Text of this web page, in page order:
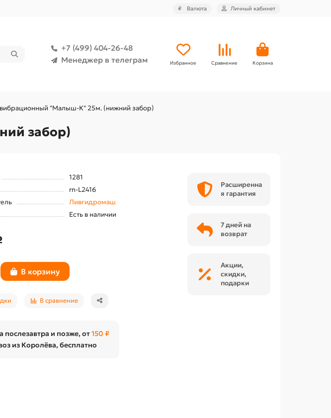
₽ Валюта Личный кабинет
+7 (499) 404-26-48
Менеджер в телеграм
Избранное Сравнение Корзина
"Малыш-К" 25м. (нижний забор)
забор)
1281
rn-L2416
Ливгидромаш
Есть в наличии
В корзину
В сравнение
послезавтра и позже, от150 ₽
из Королёва, бесплатно
Расширенна
я гарантия
7 дней на
возврат
Акции,
скидки,
подарки